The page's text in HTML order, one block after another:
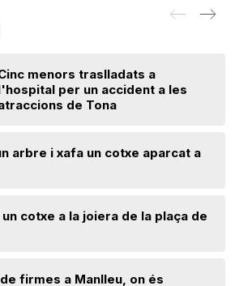
menors traslladats a
per un accident a les
de Tona
arbre i xafa un cotxe aparcat a
cotxe a la joiera de la plaça de
firmes a Manlleu, on és